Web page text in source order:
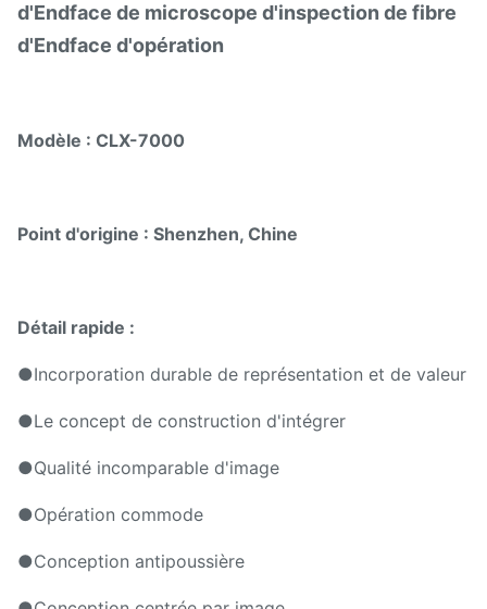
d'Endface de microscope d'inspection de fibre
d'Endface d'opération
Modèle : CLX-7000
Point d'origine : Shenzhen, Chine
Détail rapide :
●Incorporation durable de représentation et de valeur
●Le concept de construction d'intégrer
●Qualité incomparable d'image
●Opération commode
●Conception antipoussière